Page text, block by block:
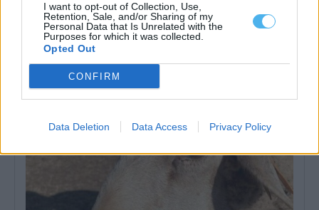
I want to opt-out of Collection, Use,
Retention, Sale, and/or Sharing of my
Personal Data that Is Unrelated with the
Purposes for which it was collected.
Opted Out
CONFIRM
Data Deletion Data Access Privacy Policy
Feira Agropecuária Transfronteiriça regressa a Vale de Poço
em setembro
A Feira Agropecuária Transfronteiriça de Vale de Poço regressa
entre os dias 11 e...